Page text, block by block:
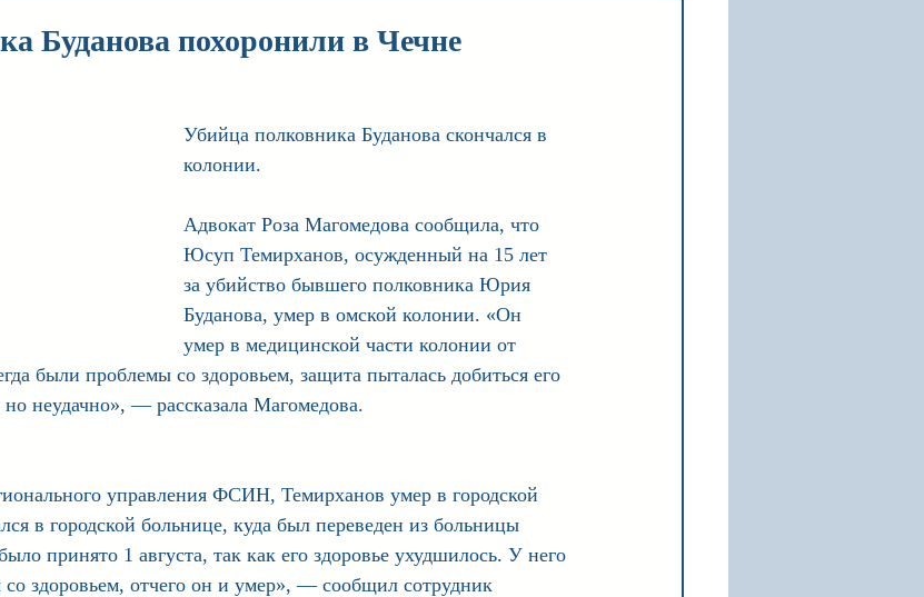
Буданова похоронили в Чечне
Убийца полковника Буданова скончался в
колонии.
Aдвокат Роза Магомедова сообщила, что
Юсуп Темирханов, осужденный на 15 лет
за убийство бывшего полковника Юрия
Буданова, умер в омской колонии. «Он
умер в медицинской части колонии от
были проблемы со здоровьем, защита пыталась добиться его
неудачно», — рассказала Магомедова.
управления ФСИН, Темирханов умер в городской
в городской больнице, куда был переведен из больницы
принято 1 августа, так как его здоровье ухудшилось. У него
здоровьем, отчего он и умер», — сообщил сотрудник